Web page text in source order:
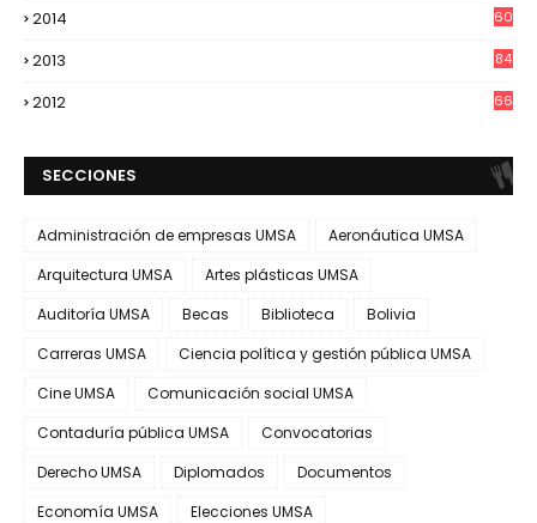
2014 60
2013 84
2012 66
SECCIONES
Administración de empresas UMSA
Aeronáutica UMSA
Arquitectura UMSA
Artes plásticas UMSA
Auditoría UMSA
Becas Biblioteca
Bolivia
Carreras UMSA
Ciencia política y gestión pública UMSA
Cine UMSA
Comunicación social UMSA
Contaduría pública UMSA
Convocatorias
Derecho UMSA
Diplomados
Documentos
Economía UMSA
Elecciones UMSA